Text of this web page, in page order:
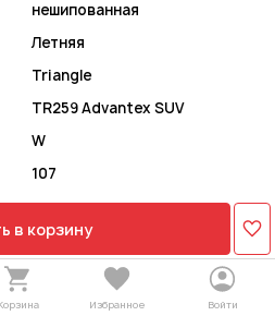
нешипованная
Летняя
Triangle
TR259 Advantex SUV
W
107
в корзину
Избранное Войти